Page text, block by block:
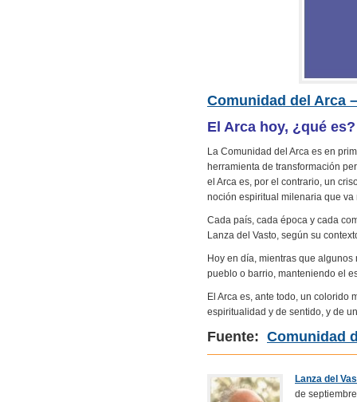
Comunidad del Arca
El Arca hoy, ¿qué es?
La Comunidad del Arca es en
herramienta de transformación
el Arca es, por el contrario, un
noción espiritual milenaria que
Cada país, cada época y cada
Lanza del Vasto, según su
Hoy en día, mientras que
pueblo o barrio, manteniendo el
El Arca es, ante todo, un colorido
espiritualidad y de sentido, y de
Fuente: Comunidad
Lanza del
de